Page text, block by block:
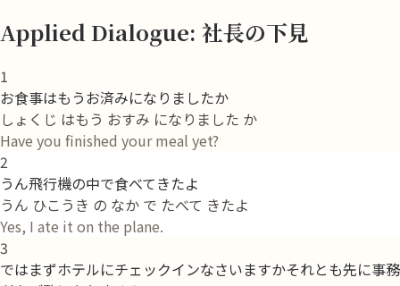
Applied Dialogue: 社長の下見
1
お食事はもうお済みになりましたか
しょくじ はもう おすみ になりました か
Have you finished your meal yet?
2
うん飛行機の中で食べてきたよ
うん ひこうき の なか で たべて きたよ
Yes, I ate it on the plane.
3
ではまずホテルにチェックインなさいますかそれとも先に事務